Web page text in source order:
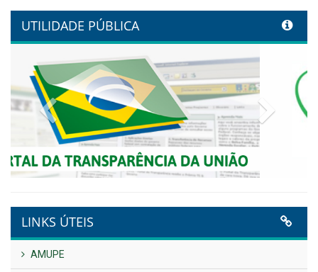
alinhamento estratégico do
Conecta+ Tamandaré.
NOTA DE PESAR E LUTO OFICIAL
Publicado em: 9 de junho de 2026
Plano Diretor – 2026
Publicado em: 14 de maio de 2026
VER TODAS NOTÍCIAS
UTILIDADE PÚBLICA